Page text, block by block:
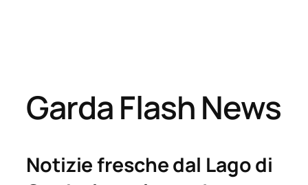
Garda Flash News
Notizie fresche dal Lago di